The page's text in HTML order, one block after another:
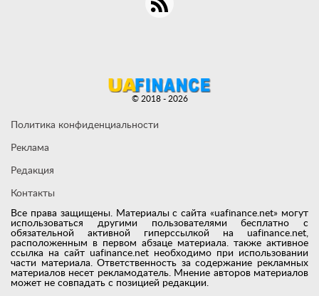
Все права защищены. Материалы с сайта «uafinance.net» могут
использоваться другими пользователями бесплатно с
обязательной активной гиперссылкой на uafinance.net,
расположенным в первом абзаце материала. также активное
ссылка на сайт uafinance.net необходимо при использовании
части материала. Ответственность за содержание рекламных
материалов несет рекламодатель. Мнение авторов материалов
может не совпадать с позицией редакции.
Политика конфиденциальности
Реклама
Редакция
Контакты
© 2018 - 2026